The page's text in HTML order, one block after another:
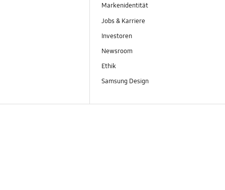
Markenidentität
Jobs & Karriere
Investoren
Newsroom
Ethik
Samsung Design